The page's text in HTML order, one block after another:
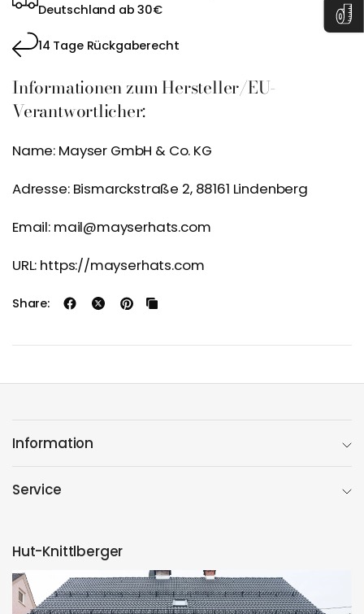
Deutschland ab 30€
14 Tage Rückgaberecht
Informationen zum Hersteller/EU-
Verantwortlicher:
Name: Mayser GmbH & Co. KG
Adresse: Bismarckstraße 2, 88161 Lindenberg
Email: mail@mayserhats.com
URL: https://mayserhats.com
Share:
Information
Service
Hut-Knittlberger